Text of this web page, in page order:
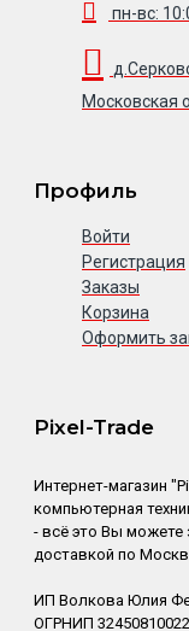
пн-вс:
Московская
Профиль
Войти
Регистрация
Заказы
Корзина
Оформить
Pixel-Trade
Интернет-магазин
компьютерная
- всё это Вы можете
доставкой по
ИП Волкова Юлия
ОГРНИП